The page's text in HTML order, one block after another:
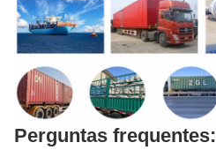
Perguntas frequentes: